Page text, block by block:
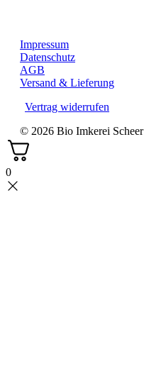
© 2026 Bio Imkerei Scheer
Impressum
Datenschutz
AGB
Versand & Lieferung
Vertrag widerrufen
0